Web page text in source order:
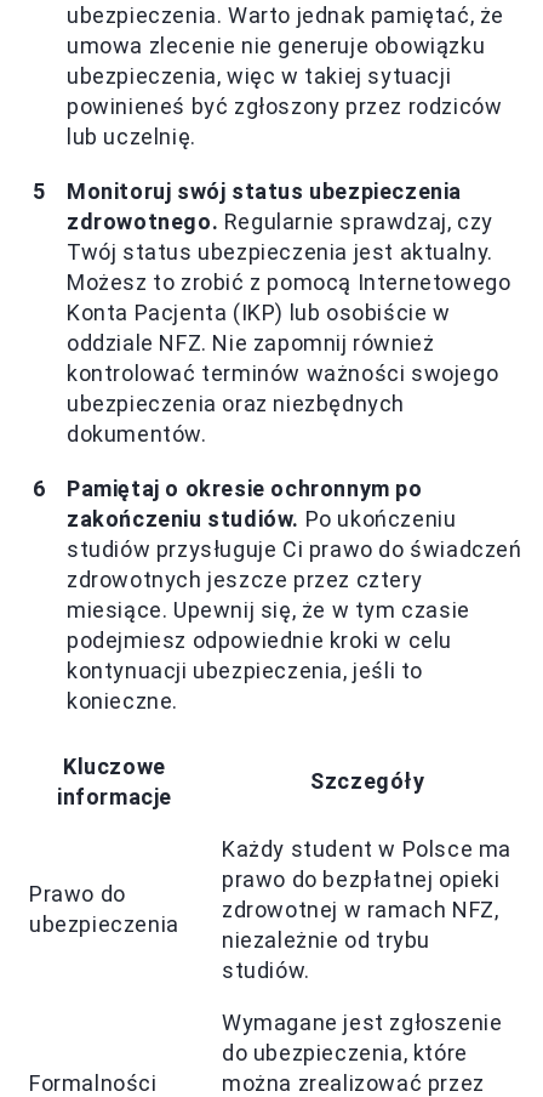
ubezpieczenia. Warto jednak pamiętać, że
umowa zlecenie nie generuje obowiązku
ubezpieczenia, więc w takiej sytuacji
powinieneś być zgłoszony przez rodziców
lub uczelnię.
Monitoruj swój status ubezpieczenia
zdrowotnego. Regularnie sprawdzaj, czy
Twój status ubezpieczenia jest aktualny.
Możesz to zrobić z pomocą Internetowego
Konta Pacjenta (IKP) lub osobiście w
oddziale NFZ. Nie zapomnij również
kontrolować terminów ważności swojego
ubezpieczenia oraz niezbędnych
dokumentów.
Pamiętaj o okresie ochronnym po
zakończeniu studiów. Po ukończeniu
studiów przysługuje Ci prawo do świadczeń
zdrowotnych jeszcze przez cztery
miesiące. Upewnij się, że w tym czasie
podejmiesz odpowiednie kroki w celu
kontynuacji ubezpieczenia, jeśli to
konieczne.
Kluczowe
informacje
Szczegóły
Prawo do
ubezpieczenia
Każdy student w Polsce ma
prawo do bezpłatnej opieki
zdrowotnej w ramach NFZ,
niezależnie od trybu
studiów.
Formalności
Wymagane jest zgłoszenie
do ubezpieczenia, które
można zrealizować przez